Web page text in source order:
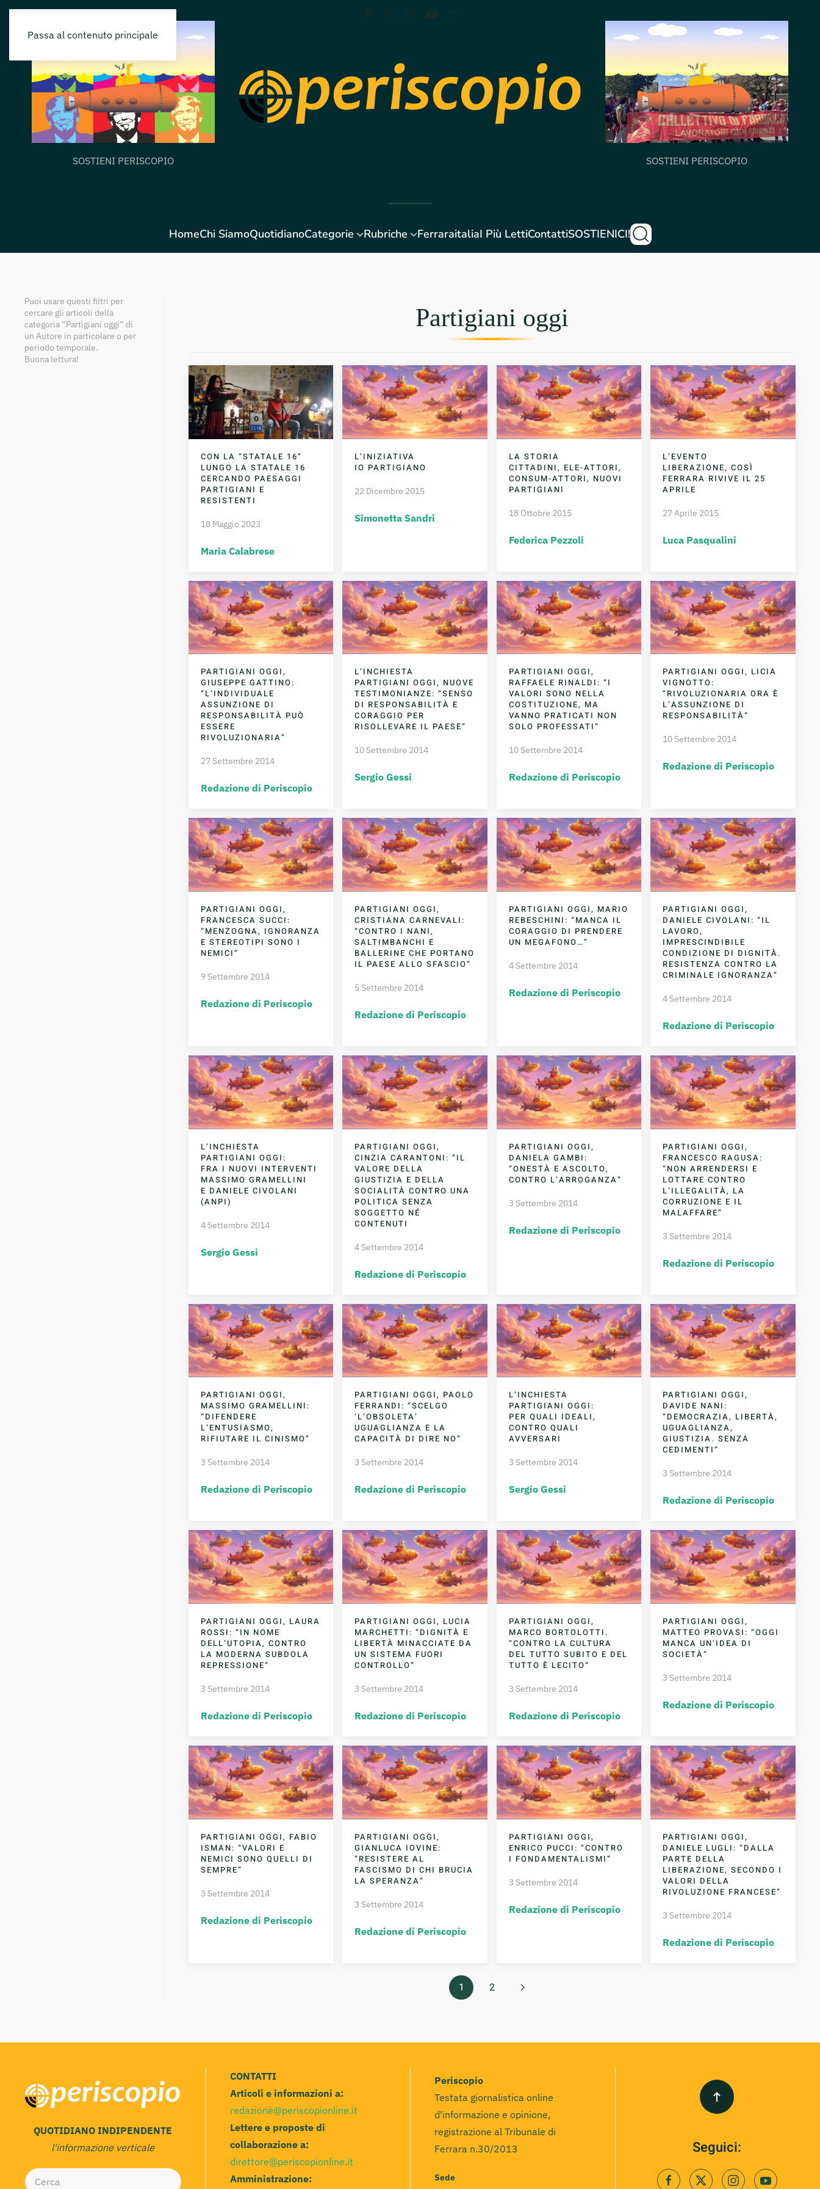
Passa al contenuto principale
SOSTIENI PERISCOPIO SOSTIENI PERISCOPIO
HomeChi SiamoQuotidianoCategorie Rubriche FerraraitaliaI Più LettiContattiSOSTIENICI!
Puoi usare questi filtri per
cercare gli articoli della
categoria “Partigiani oggi” di
un Autore in particolare o per
periodo temporale.
Buona lettura!
Partigiani oggi
CON LA “STATALE 16”
LUNGO LA STATALE 16
CERCANDO PAESAGGI
PARTIGIANI E
RESISTENTI
18 Maggio 2023
Maria Calabrese
L’INIZIATIVA
IO PARTIGIANO
22 Dicembre 2015
Simonetta Sandri
LA STORIA
CITTADINI, ELE-ATTORI,
CONSUM-ATTORI, NUOVI
PARTIGIANI
18 Ottobre 2015
Federica Pezzoli
L’EVENTO
LIBERAZIONE, COSÌ
FERRARA RIVIVE IL 25
APRILE
27 Aprile 2015
Luca Pasqualini
PARTIGIANI OGGI,
GIUSEPPE GATTINO:
“L’INDIVIDUALE
ASSUNZIONE DI
RESPONSABILITÀ PUÒ
ESSERE
RIVOLUZIONARIA”
27 Settembre 2014
Redazione di Periscopio
L’INCHIESTA
PARTIGIANI OGGI, NUOVE
TESTIMONIANZE: “SENSO
DI RESPONSABILITÀ E
CORAGGIO PER
RISOLLEVARE IL PAESE”
10 Settembre 2014
Sergio Gessi
PARTIGIANI OGGI,
RAFFAELE RINALDI: “I
VALORI SONO NELLA
COSTITUZIONE, MA
VANNO PRATICATI NON
SOLO PROFESSATI”
10 Settembre 2014
Redazione di Periscopio
PARTIGIANI OGGI, LICIA
VIGNOTTO:
“RIVOLUZIONARIA ORA È
L’ASSUNZIONE DI
RESPONSABILITÀ”
10 Settembre 2014
Redazione di Periscopio
PARTIGIANI OGGI,
FRANCESCA SUCCI:
“MENZOGNA, IGNORANZA
E STEREOTIPI SONO I
NEMICI”
9 Settembre 2014
Redazione di Periscopio
PARTIGIANI OGGI,
CRISTIANA CARNEVALI:
“CONTRO I NANI,
SALTIMBANCHI E
BALLERINE CHE PORTANO
IL PAESE ALLO SFASCIO”
5 Settembre 2014
Redazione di Periscopio
PARTIGIANI OGGI, MARIO
REBESCHINI: “MANCA IL
CORAGGIO DI PRENDERE
UN MEGAFONO…”
4 Settembre 2014
Redazione di Periscopio
PARTIGIANI OGGI,
DANIELE CIVOLANI: “IL
LAVORO,
IMPRESCINDIBILE
CONDIZIONE DI DIGNITÀ.
RESISTENZA CONTRO LA
CRIMINALE IGNORANZA”
4 Settembre 2014
Redazione di Periscopio
L’INCHIESTA
PARTIGIANI OGGI:
FRA I NUOVI INTERVENTI
MASSIMO GRAMELLINI
E DANIELE CIVOLANI
(ANPI)
4 Settembre 2014
Sergio Gessi
PARTIGIANI OGGI,
CINZIA CARANTONI: “IL
VALORE DELLA
GIUSTIZIA E DELLA
SOCIALITÀ CONTRO UNA
POLITICA SENZA
SOGGETTO NÉ
CONTENUTI
4 Settembre 2014
Redazione di Periscopio
PARTIGIANI OGGI,
DANIELA GAMBI:
“ONESTÀ E ASCOLTO,
CONTRO L’ARROGANZA”
3 Settembre 2014
Redazione di Periscopio
PARTIGIANI OGGI,
FRANCESCO RAGUSA:
“NON ARRENDERSI E
LOTTARE CONTRO
L’ILLEGALITÀ, LA
CORRUZIONE E IL
MALAFFARE”
3 Settembre 2014
Redazione di Periscopio
PARTIGIANI OGGI,
MASSIMO GRAMELLINI:
“DIFENDERE
L’ENTUSIASMO,
RIFIUTARE IL CINISMO”
3 Settembre 2014
Redazione di Periscopio
PARTIGIANI OGGI, PAOLO
FERRANDI: “SCELGO
‘L’OBSOLETA’
UGUAGLIANZA E LA
CAPACITÀ DI DIRE NO”
3 Settembre 2014
Redazione di Periscopio
L’INCHIESTA
PARTIGIANI OGGI:
PER QUALI IDEALI,
CONTRO QUALI
AVVERSARI
3 Settembre 2014
Sergio Gessi
PARTIGIANI OGGI,
DAVIDE NANI:
“DEMOCRAZIA, LIBERTÀ,
UGUAGLIANZA,
GIUSTIZIA. SENZA
CEDIMENTI”
3 Settembre 2014
Redazione di Periscopio
PARTIGIANI OGGI, LAURA
ROSSI: “IN NOME
DELL’UTOPIA, CONTRO
LA MODERNA SUBDOLA
REPRESSIONE”
3 Settembre 2014
Redazione di Periscopio
PARTIGIANI OGGI, LUCIA
MARCHETTI: “DIGNITÀ E
LIBERTÀ MINACCIATE DA
UN SISTEMA FUORI
CONTROLLO”
3 Settembre 2014
Redazione di Periscopio
PARTIGIANI OGGI,
MARCO BORTOLOTTI.
“CONTRO LA CULTURA
DEL TUTTO SUBITO E DEL
TUTTO È LECITO”
3 Settembre 2014
Redazione di Periscopio
PARTIGIANI OGGI,
MATTEO PROVASI: “OGGI
MANCA UN’IDEA DI
SOCIETÀ”
3 Settembre 2014
Redazione di Periscopio
PARTIGIANI OGGI, FABIO
ISMAN: “VALORI E
NEMICI SONO QUELLI DI
SEMPRE”
3 Settembre 2014
Redazione di Periscopio
PARTIGIANI OGGI,
GIANLUCA IOVINE:
“RESISTERE AL
FASCISMO DI CHI BRUCIA
LA SPERANZA”
3 Settembre 2014
Redazione di Periscopio
PARTIGIANI OGGI,
ENRICO PUCCI: “CONTRO
I FONDAMENTALISMI”
3 Settembre 2014
Redazione di Periscopio
PARTIGIANI OGGI,
DANIELE LUGLI: “DALLA
PARTE DELLA
LIBERAZIONE, SECONDO I
VALORI DELLA
RIVOLUZIONE FRANCESE”
3 Settembre 2014
Redazione di Periscopio
1 2
QUOTIDIANO INDIPENDENTE
l'informazione verticale
CONTATTI
Articoli e informazioni a:
redazione@periscopionline.it
Lettere e proposte di
collaborazione a:
direttore@periscopionline.it
Amministrazione:
Periscopio
Testata giornalistica online
d'informazione e opinione,
registrazione al Tribunale di
Ferrara n.30/2013
Sede
Seguici: